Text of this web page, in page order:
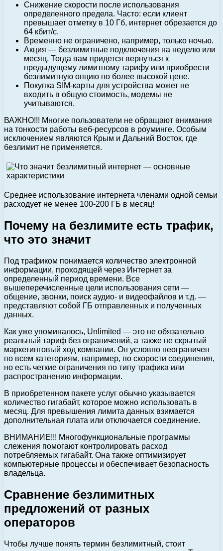
Снижение скорости после использования
определенного предела. Часто: если клиент
превышает отметку в 10 Гб, интернет обрезается до
64 кбит/с.
Временно не ограничено, например, только ночью.
Акция — безлимитные подключения на неделю или
месяц. Тогда вам придется вернуться к
предыдущему лимитному тарифу или приобрести
безлимитную опцию по более высокой цене.
Покупка SIM-карты для устройства может не
входить в общую стоимость, модемы не
учитываются.
ВАЖНО!!! Многие пользователи не обращают внимания
на тонкости работы веб-ресурсов в роуминге. Особым
исключением являются Крым и Дальний Восток, где
безлимит не применяется.
Среднее использование интернета членами одной семьи
расходует не менее 100-200 ГБ в месяц!
Почему на безлимите есть трафик,
что это значит
Под трафиком понимается количество электронной
информации, проходящей через Интернет за
определенный период времени. Все
вышеперечисленные цели использования сети —
общение, звонки, поиск аудио- и видеофайлов и т.д. —
представляют собой ГБ отправленных и полученных
данных.
Как уже упоминалось, Unlimited — это не обязательно
реальный тариф без ограничений, а также не скрытый
маркетинговый ход компании. Он условно неограничен
по всем категориям, например, по скорости соединения,
но есть четкие ограничения по типу трафика или
распространению информации.
В приобретенном пакете услуг обычно указывается
количество гигабайт, которое можно использовать в
месяц. Для превышения лимита данных взимается
дополнительная плата или отключается соединение.
ВНИМАНИЕ!!! Многофункциональные программы
слежения помогают контролировать расход
потребляемых гигабайт. Она также оптимизирует
компьютерные процессы и обеспечивает безопасность
владельца.
Сравнение безлимитных
предложений от разных
операторов
Чтобы лучше понять термин безлимитный, стоит